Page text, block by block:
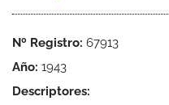
Nº Registro: 67913
Año: 1943
Descriptores: